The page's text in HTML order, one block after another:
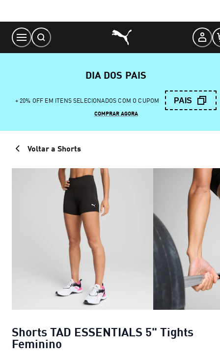
Content
DIA DOS PAIS
+ 20% OFF EM ITENS SELECIONADOS COM O CUPOM PAIS
COMPRAR AGORA
Voltar a Shorts
Shorts TAD ESSENTIALS 5" Tights
Feminino